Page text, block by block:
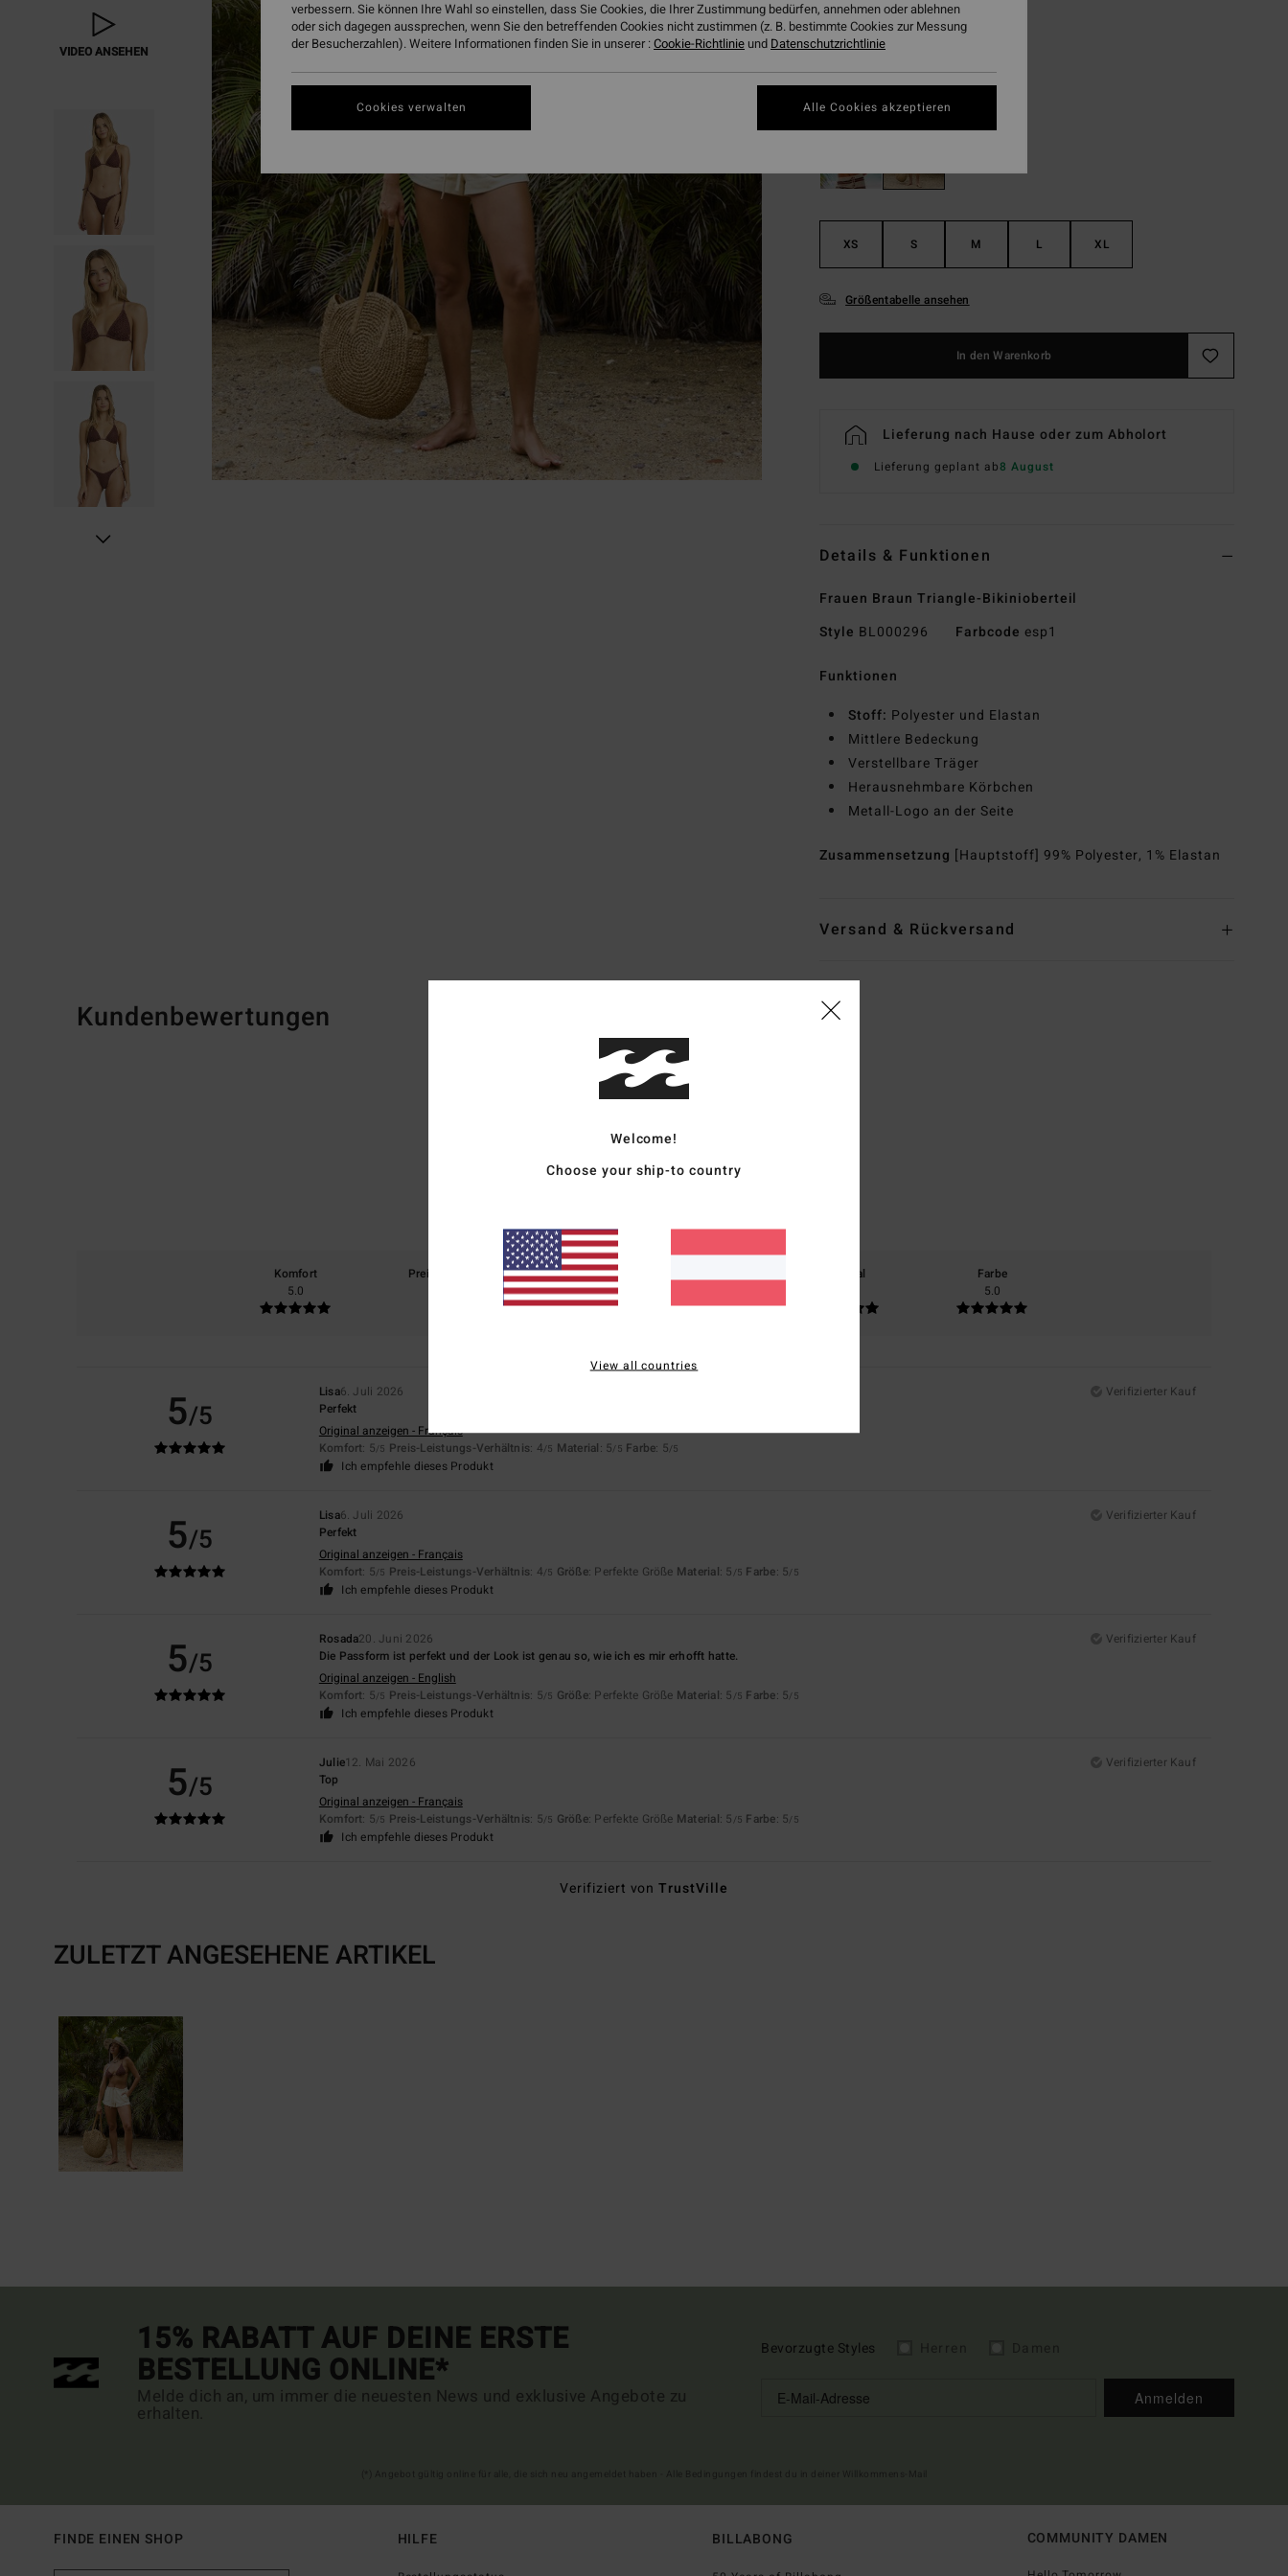
VIDEO ANSEHEN
SALE
DOPPELTER RABATT EXTRA 25%
FarbeEsspresso
XS S M L XL
Größentabelle ansehen
In den Warenkorb
Lieferung nach Hause oder zum Abholort
Lieferung geplant ab8 August
Details & Funktionen
Frauen Braun Triangle-Bikinioberteil
Style BL000296 Farbcode esp1
Funktionen
Stoff: Polyester und Elastan
Mittlere Bedeckung
Verstellbare Träger
Herausnehmbare Körbchen
Metall-Logo an der Seite
Zusammensetzung [Hauptstoff] 99% Polyester, 1% Elastan
Versand & Rückversand
Kundenbewertungen
Durchschnittliche Bewertung
5.0/5
Komfort
5.0
Preis-Leistungs-Verhältnis
Zu groß
Material
Farbe
5.0
5/5
Lisa6. Juli 2026
Verifizierter Kauf
Perfekt
Original anzeigen - Français
Komfort: 5/5 Preis-Leistungs-Verhältnis: 4/5 Material: 5/5 Farbe: 5/5
Ich empfehle dieses Produkt
5/5
Lisa6. Juli 2026
Verifizierter Kauf
Perfekt
Original anzeigen - Français
Komfort: 5/5 Preis-Leistungs-Verhältnis: 4/5 Größe: Perfekte Größe Material: 5 /5 Farbe: 5/5
Ich empfehle dieses Produkt
5/5
Rosada20. Juni 2026
Verifizierter Kauf
Die Passform ist perfekt und der Look ist genau so, wie ich es mir erhofft hatte.
Original anzeigen - English
Komfort: 5/5 Preis-Leistungs-Verhältnis: 5/5 Größe: Perfekte Größe Material: 5 /5 Farbe: 5/5
Ich empfehle dieses Produkt
5/5
Julie12. Mai 2026
Verifizierter Kauf
Top
Original anzeigen - Français
Komfort: 5/5 Preis-Leistungs-Verhältnis: 5/5 Größe: Perfekte Größe Material: 5 /5 Farbe: 5/5
Ich empfehle dieses Produkt
Verifiziert vonTrustVille
ZULETZT ANGESEHENE ARTIKEL
15% RABATT AUF DEINE ERSTE
BESTELLUNG ONLINE*
Melde dich an, um immer die neuesten News und exklusive Angebote zu
erhalten.
Bevorzugte Styles
Anmelden
FINDE EINEN SHOP HILFE BILLABONG COMMUNITY DAMEN
Welcome!
Choose your ship-to country
View all countries
verbessern. Sie können Ihre Wahl so einstellen, dass Sie Cookies, die Ihrer Zustimmung bedürfen, annehmen oder ablehnen
oder sich dagegen aussprechen, wenn Sie den betreffenden Cookies nicht zustimmen (z. B. bestimmte Cookies zur Messung
der Besucherzahlen). Weitere Informationen finden Sie in unserer :Cookie-Richtlinie und Datenschutzrichtlinie
Cookies verwalten Alle Cookies akzeptieren